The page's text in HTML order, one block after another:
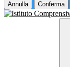
Annulla Conferma